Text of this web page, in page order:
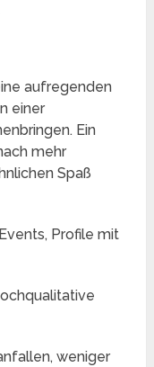
aufregenden
einer
Ein
mehr
Spaß
Profile mit
weniger